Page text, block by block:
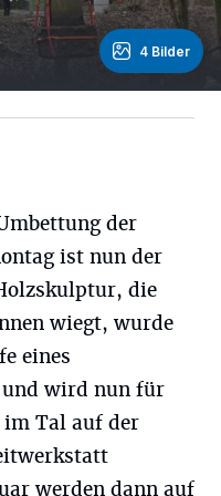
4 Bilder
der
ist nun der
die
wiegt, wurde
eines
und wird nun für
im Tal auf der
werden dann auf